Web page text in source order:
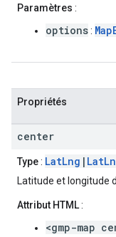
Paramètres :
options:
Propriétés
center
Type: LatLng |
Latitude et longitude
Attribut HTML:
<gmp-map